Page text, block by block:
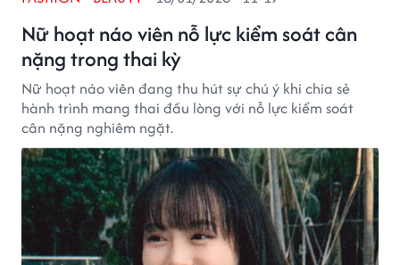
Nữ hoạt náo viên nỗ lực kiểm soát cân
nặng trong thai kỳ
Nữ hoạt náo viên đang thu hút sự chú ý khi chia sẻ
hành trình mang thai đầu lòng với nỗ lực kiểm soát
cân nặng nghiêm ngặt.